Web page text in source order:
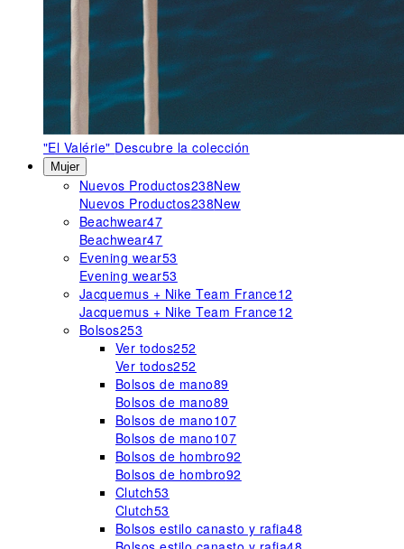
"El Valérie" Descubre la colección
Mujer
Nuevos Productos238New
Nuevos Productos238New
Beachwear47
Beachwear47
Evening wear53
Evening wear53
Jacquemus + Nike Team France12
Jacquemus + Nike Team France12
Bolsos253
Ver todos252
Ver todos252
Bolsos de mano89
Bolsos de mano89
Bolsos de mano107
Bolsos de mano107
Bolsos de hombro92
Bolsos de hombro92
Clutch53
Clutch53
Bolsos estilo canasto y rafia48